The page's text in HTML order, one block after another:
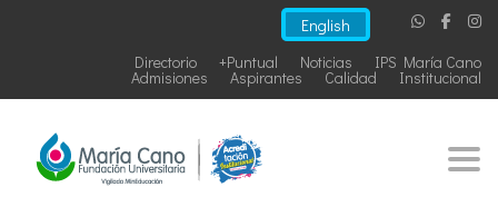
English
IPS María Cano
Noticias
+Puntual
Directorio
Institucional
Calidad
Aspirantes
Admisiones